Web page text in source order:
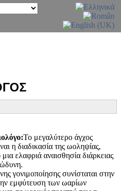
Το μεγαλύτερο άγχος
η διαδικασία της ωοληψίας,
ελαφριά αναισθησία διάρκειας
γονιμοποίησης συνίσταται στην
εμφύτευση των ωαρίων